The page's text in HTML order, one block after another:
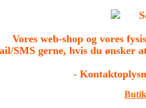
Vores web-shop og vores
SMS gerne, hvis du ønsker
-